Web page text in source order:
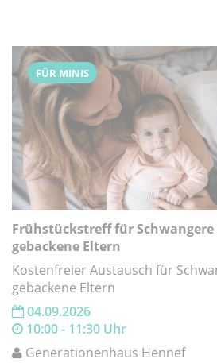
FÜR MINIS
Frühstückstreff für
gebackene Eltern
Kostenfreier Austausch für
gebackene Eltern
04.09.2026
10:00 - 11:30 Uhr
Generationenhaus Hennef